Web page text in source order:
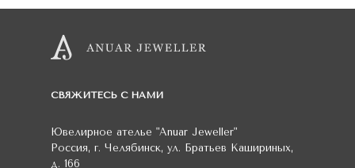
СВЯЖИТЕСЬ С НАМИ
Ювелирное ателье "Anuar Jeweller"
Россия, г. Челябинск, ул. Братьев Кашириных,
д. 166